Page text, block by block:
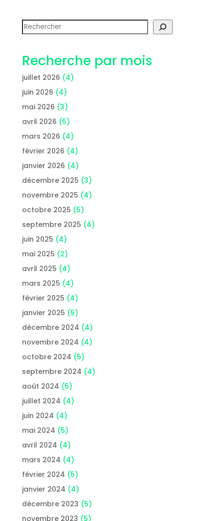
Rechercher
Recherche par mois
juillet 2026 (4)
juin 2026 (4)
mai 2026 (3)
avril 2026 (5)
mars 2026 (4)
février 2026 (4)
janvier 2026 (4)
décembre 2025 (3)
novembre 2025 (4)
octobre 2025 (5)
septembre 2025 (4)
juin 2025 (4)
mai 2025 (2)
avril 2025 (4)
mars 2025 (4)
février 2025 (4)
janvier 2025 (5)
décembre 2024 (4)
novembre 2024 (4)
octobre 2024 (5)
septembre 2024 (4)
août 2024 (5)
juillet 2024 (4)
juin 2024 (4)
mai 2024 (5)
avril 2024 (4)
mars 2024 (4)
février 2024 (5)
janvier 2024 (4)
décembre 2023 (5)
novembre 2023 (5)